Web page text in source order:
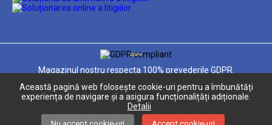
GDPR
Magazinul nostru respecta 100% prevederile GDPR.
Informatiile mele personale
Această pagină web folosește cookie-uri pentru a îmbunătăți
experiența de navigare și a asigura funcționalițăți adiționale.
Detalii